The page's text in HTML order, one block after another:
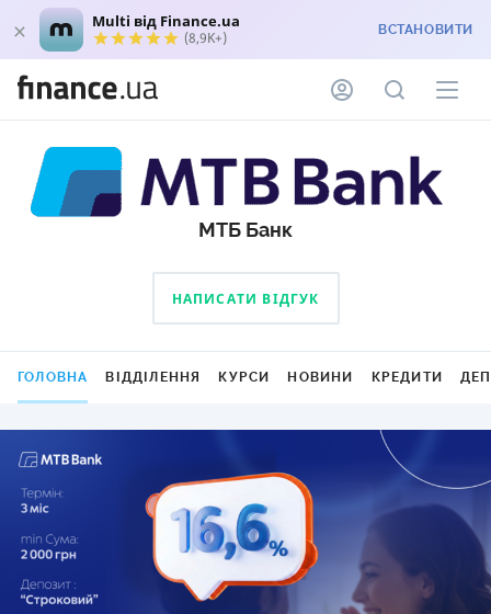
Multi від Finance.ua
(8,9K+) ВСТАНОВИТИ
МТБ Банк
НАПИСАТИ ВІДГУК
ГОЛОВНА ВІДДІЛЕННЯ КУРСИ НОВИНИ КРЕДИТИ